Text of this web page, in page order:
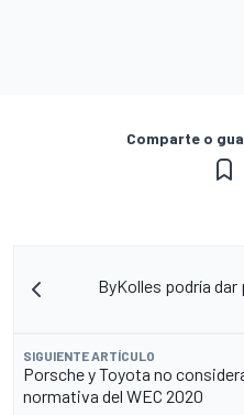
Comparte o
ByKolles podría
SIGUIENTE ARTÍCULO
Porsche y Toyota no
normativa del WEC 2020